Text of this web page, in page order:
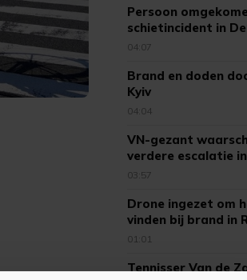
Persoon
schietincident in
04:07
Brand en doden
Kyiv
04:04
VN-gezant
verdere escalatie in
03:57
Drone ingezet om
vinden bij brand in
01:01
Tennisser Van de